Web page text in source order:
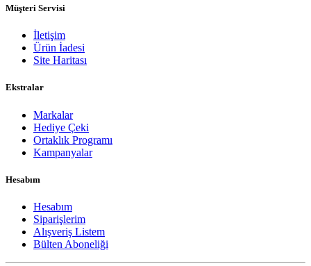
Müşteri Servisi
İletişim
Ürün İadesi
Site Haritası
Ekstralar
Markalar
Hediye Çeki
Ortaklık Programı
Kampanyalar
Hesabım
Hesabım
Siparişlerim
Alışveriş Listem
Bülten Aboneliği